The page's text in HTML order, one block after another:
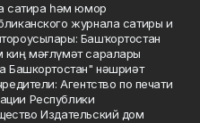
сатира һәм юмор
журнала сатиры и
Башҡортостан
киң мәғлүмәт саралары
Башкортостан" нәшриәт
Агентство по печати
Республики
Издательский дом